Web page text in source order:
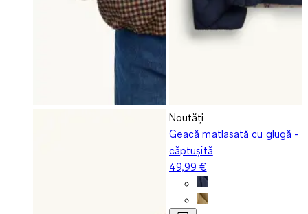
Noutăți
Geacă matlasată cu glugă -
căptușită
49,99 €